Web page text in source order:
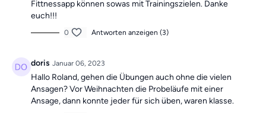
Fittnessapp können sowas mit Trainingszielen. Danke
euch!!!
0 Antworten anzeigen (3)
doris Januar 06, 2023
Hallo Roland, gehen die Übungen auch ohne die vielen
Ansagen? Vor Weihnachten die Probeläufe mit einer
Ansage, dann konnte jeder für sich üben, waren klasse.